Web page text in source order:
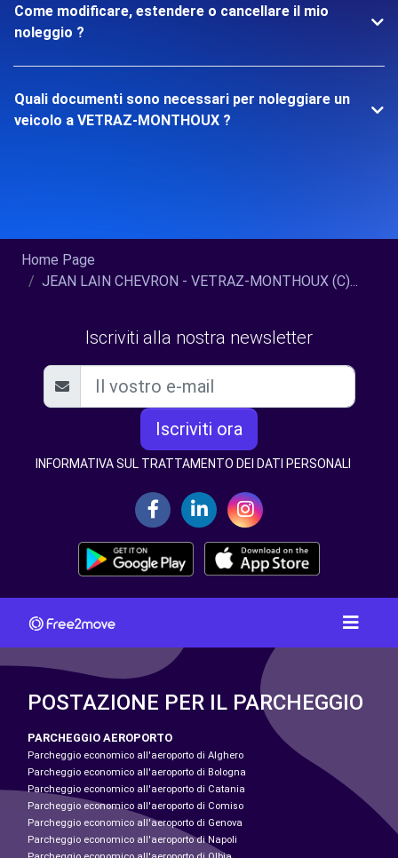
Come modificare, estendere o cancellare il mio
noleggio ?
Quali documenti sono necessari per noleggiare un
veicolo a VETRAZ-MONTHOUX ?
Home Page
JEAN LAIN CHEVRON - VETRAZ-MONTHOUX (C)...
Iscriviti alla nostra newsletter
Iscriviti ora
INFORMATIVA SUL TRATTAMENTO DEI DATI PERSONALI
POSTAZIONE PER IL PARCHEGGIO
PARCHEGGIO AEROPORTO
Parcheggio economico all'aeroporto di Alghero
Parcheggio economico all'aeroporto di Bologna
Parcheggio economico all'aeroporto di Catania
Parcheggio economico all'aeroporto di Comiso
Parcheggio economico all'aeroporto di Genova
Parcheggio economico all'aeroporto di Napoli